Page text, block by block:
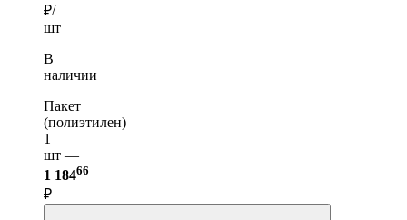
₽/
шт
В
наличии
Пакет
(полиэтилен)
1
шт —
1 18466
₽